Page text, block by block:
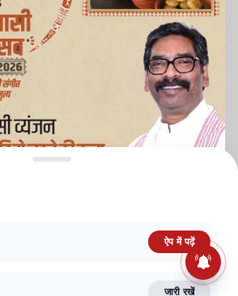
TERMS AND CONDITIONS
FACT CHECKING POLICY
ऐप में पढ़ें
जारी रखें